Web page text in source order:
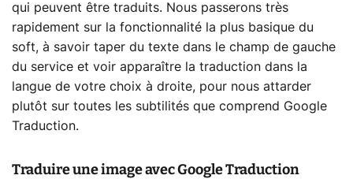
qui peuvent être traduits. Nous passerons très
rapidement sur la fonctionnalité la plus basique du
soft, à savoir taper du texte dans le champ de gauche
du service et voir apparaître la traduction dans la
langue de votre choix à droite, pour nous attarder
plutôt sur toutes les subtilités que comprend Google
Traduction.
Traduire une image avec Google Traduction